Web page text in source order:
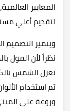
المعايير
لتقديم أعلي
ويتميز التصميم
نظراً لأن المول
تعزل الشمس
تم استخدام
وروعة على